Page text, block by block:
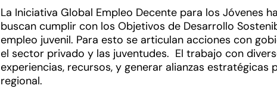
La Iniciativa Global Empleo Decente para los Jóvenes
buscan cumplir con los Objetivos de Desarrollo
empleo juvenil. Para esto se articulan acciones con
el sector privado y las juventudes. El trabajo con
experiencias, recursos, y generar alianzas
regional.